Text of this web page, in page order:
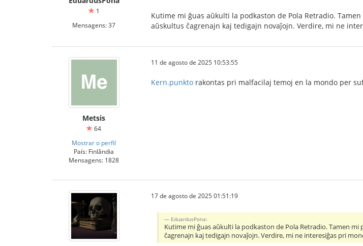
1
Mensagens: 37
Kutime mi ĝuas aŭkulti la podkaston de Pola Retradio.
aŭskultus ĉagrenajn kaj tedigajn novaĵojn. Verdire, mi ne
Metsis
64
Mostrar o perfil
País: Finlândia
Mensagens: 1828
11 de agosto de 2025 10:53:55
Kern.punkto rakontas pri malfacilaj temoj en la mondo per
17 de agosto de 2025 01:51:19
EduardusPona:
Kutime mi ĝuas aŭkulti la podkaston de Pola Retradio. Tamen
ĉagrenajn kaj tedigajn novaĵojn. Verdire, mi ne interesiĝas pri